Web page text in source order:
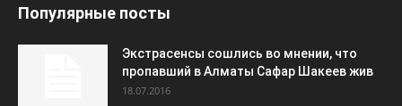
Популярные посты
Экстрасенсы сошлись во мнении, что
пропавший в Алматы Сафар Шакеев жив
18.07.2016